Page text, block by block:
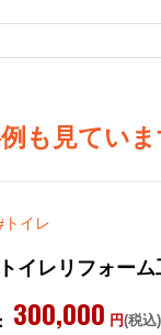
も見てい
トイレ
イレリフォー
300,000 円(税込)